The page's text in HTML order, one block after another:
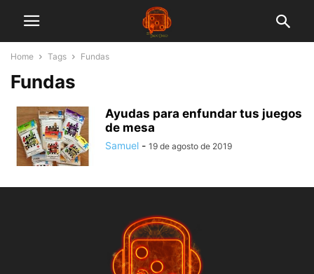
Home Tags Fundas
Fundas
Ayudas para enfundar tus juegos
de mesa
Samuel - 19 de agosto de 2019